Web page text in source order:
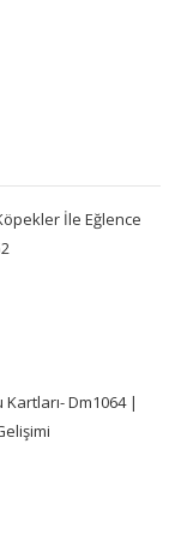
İle Eğlence
Dm1064 |